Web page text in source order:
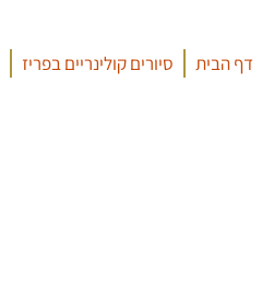
דף הבית סיורים קולינריים בפריז